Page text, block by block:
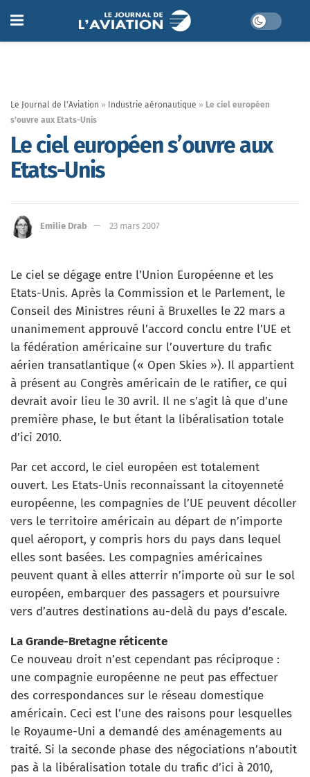
Le Journal de l'Aviation » Industrie aéronautique » Le ciel européen
s’ouvre aux Etats-Unis
Le ciel européen s’ouvre aux
Etats-Unis
Emilie Drab 23 mars 2007
Le ciel se dégage entre l’Union Européenne et les
Etats-Unis. Après la Commission et le Parlement, le
Conseil des Ministres réuni à Bruxelles le 22 mars a
unanimement approuvé l’accord conclu entre l’UE et
la fédération américaine sur l’ouverture du trafic
aérien transatlantique (« Open Skies »). Il appartient
à présent au Congrès américain de le ratifier, ce qui
devrait avoir lieu le 30 avril. Il ne s’agit là que d’une
première phase, le but étant la libéralisation totale
d’ici 2010.
Par cet accord, le ciel européen est totalement
ouvert. Les Etats-Unis reconnaissant la citoyenneté
européenne, les compagnies de l’UE peuvent décoller
vers le territoire américain au départ de n’importe
quel aéroport, y compris hors du pays dans lequel
elles sont basées. Les compagnies américaines
peuvent quant à elles atterrir n’importe où sur le sol
européen, embarquer des passagers et poursuivre
vers d’autres destinations au-delà du pays d’escale.
La Grande-Bretagne réticente
Ce nouveau droit n’est cependant pas réciproque :
une compagnie européenne ne peut pas effectuer
des correspondances sur le réseau domestique
américain. Ceci est l’une des raisons pour lesquelles
le Royaume-Uni a demandé des aménagements au
traité. Si la seconde phase des négociations n’aboutit
pas à la libéralisation totale du trafic d’ici à 2010,